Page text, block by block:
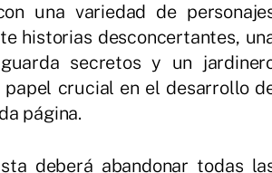
una variedad de
historias desconcertantes,
secretos y un
papel crucial en el desarrollo
página.
deberá abandonar todas